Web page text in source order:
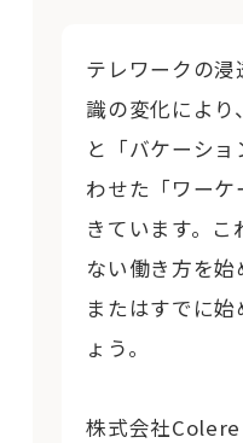
テレワークの
識の変化により
と「バケーシ
わせた「ワーケ
きています。
ない働き方を始
またはすでに
ょう。
株式会社